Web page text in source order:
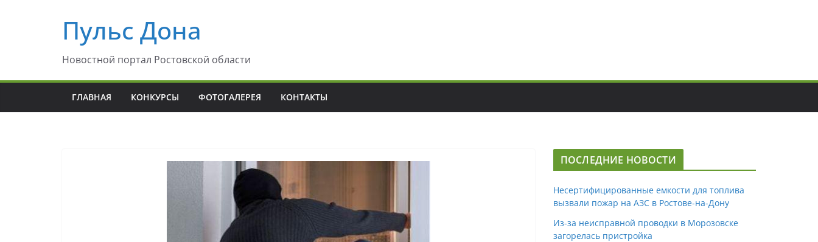
содержимомуПульс Дона
Новостной портал Ростовской области
ГЛАВНАЯ КОНКУРСЫ ФОТОГАЛЕРЕЯ КОНТАКТЫ
ПОСЛЕДНИЕ НОВОСТИ
Несертифицированные емкости для топлива
вызвали пожар на АЗС в Ростове-на-Дону
Из-за неисправной проводки в Морозовске
загорелась пристройка